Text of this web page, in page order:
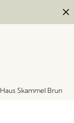
Haus Skammel Brun